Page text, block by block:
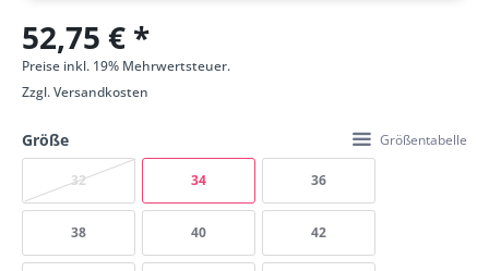
52,75 € *
Preise inkl. 19% Mehrwertsteuer.
Zzgl.Versandkosten
Größe Größentabelle
32 34 36
38 40 42